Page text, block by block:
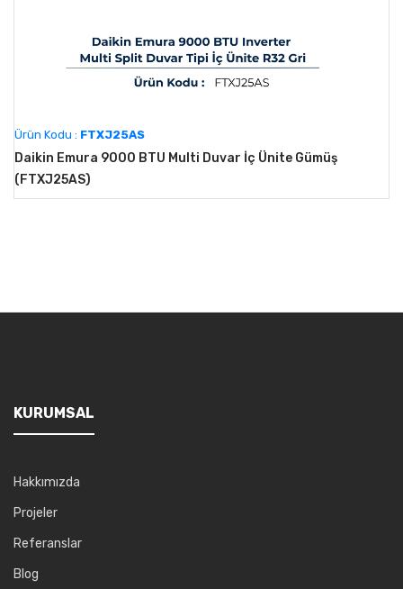
Ürün Kodu : FTXJ25AS
Daikin Emura 9000 BTU Multi Duvar İç Ünite Gümüş
(FTXJ25AS)
KURUMSAL
Hakkımızda
Projeler
Referanslar
Blog